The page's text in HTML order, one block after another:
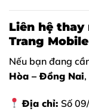
Liên hệ thay
Trang Mobile
Nếu bạn đang
Hòa – Đồng Nai
Địa chỉ:Số